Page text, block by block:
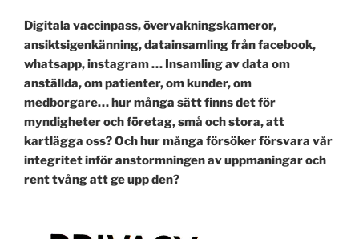
Digitala vaccinpass, övervakningskameror,
ansiktsigenkänning, datainsamling från facebook,
whatsapp, instagram … Insamling av data om
anställda, om patienter, om kunder, om
medborgare… hur många sätt finns det för
myndigheter och företag, små och stora, att
kartlägga oss? Och hur många försöker försvara vår
integritet inför anstormningen av uppmaningar och
rent tvång att ge upp den?